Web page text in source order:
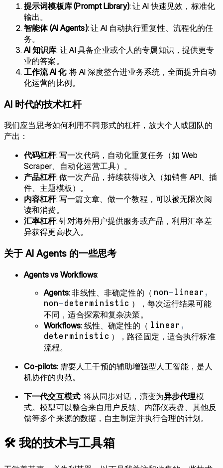
提示词模板库 (Prompt Library): 让 AI 快速见效，标准化
输出。
智能体 (AI Agents): 让 AI 自动执行重复性、流程化的任
务。
AI 知识库: 让 AI 具备企业或个人的专属知识，提供更专
业的答案。
工作流 AI 化: 将 AI 深度整合进业务系统，全面提升自动
化运营的比例。
AI 时代的技术杠杆
我们应当思考如何利用不同形式的杠杆，放大个人或团队的
产出：
代码杠杆: 写一次代码，自动化重复任务（如 Web
Scraper、自动化运营工具）。
产品杠杆: 做一次产品，持续获得收入（如销售 API、插
件、主题模板）。
内容杠杆: 写一篇文章、做一个教程，可以被无限次阅
读和消费。
汇率杠杆: 针对海外用户提供服务或产品，利用汇率差
异获得更高收入。
关于 AI Agents 的一些思考
Agents vs Workflows:
Agents: 非线性、非确定性的（ non- linear ,
non- deterministic ），每次运行结果可能
不同，适合探索和复杂决策。
Workflows: 线性、确定性的（ linear ,
deterministic ），路径固定，适合执行标准
流程。
Co-pilots: 需要人工干预的辅助增强型人工智能，是人
机协作的典范。
下一代交互模式: 将从同步对话，演变为异步代理模
式。模型可以整合来自用户反馈、内部仪表盘、其他反
馈等多个来源的数据，自主制定并执行合理的计划。
🛠️ 我的技术与工具箱